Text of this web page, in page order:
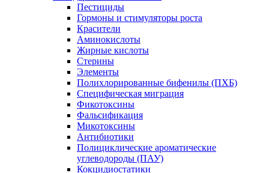
Пестициды
Гормоны и стимуляторы роста
Красители
Аминокислоты
Жирные кислоты
Стерины
Элементы
Полихлорированные бифенилы (ПХБ)
Специфическая миграция
Фикотоксины
Фальсификация
Микотоксины
Антибиотики
Полициклические ароматические
углеводороды (ПАУ)
Кокцидиостатики